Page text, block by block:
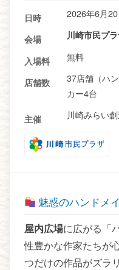
日時 2026年6月
会場 川崎市民プ
入場料 無料
店舗数
37店舗（ハ
カー4台
主催 川崎みらい
魅惑のハンドメ
屋内広場に広がる「
性豊かな作家たちが
つだけの作品がズラ